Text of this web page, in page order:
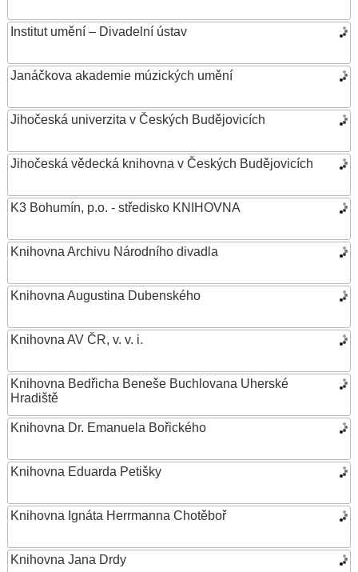
Institut umění – Divadelní ústav
Janáčkova akademie múzických umění
Jihočeská univerzita v Českých Budějovicích
Jihočeská vědecká knihovna v Českých Budějovicích
K3 Bohumín, p.o. - středisko KNIHOVNA
Knihovna Archivu Národního divadla
Knihovna Augustina Dubenského
Knihovna AV ČR, v. v. i.
Knihovna Bedřicha Beneše Buchlovana Uherské
Hradiště
Knihovna Dr. Emanuela Bořického
Knihovna Eduarda Petišky
Knihovna Ignáta Herrmanna Chotěboř
Knihovna Jana Drdy